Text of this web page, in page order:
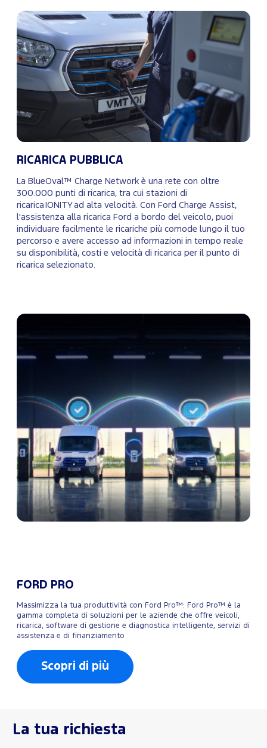
RICARICA PUBBLICA
La BlueOval™ Charge Network è una rete con oltre
300.000 punti di ricarica, tra cui stazioni di
ricarica IONITY ad alta velocità. Con Ford Charge Assist,
l'assistenza alla ricarica Ford a bordo del veicolo, puoi
individuare facilmente le ricariche più comode lungo il tuo
percorso e avere accesso ad informazioni in tempo reale
su disponibilità, costi e velocità di ricarica per il punto di
ricarica selezionato.
FORD PRO
Massimizza la tua produttività con Ford Pro™: Ford Pro™ è la
gamma completa di soluzioni per le aziende che offre veicoli,
ricarica, software di gestione e diagnostica intelligente, servizi di
assistenza e di finanziamento
Scopri di più
La tua richiesta